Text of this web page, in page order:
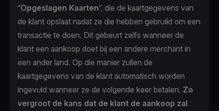
“Opgeslagen Kaarten”, die de kaartgegevens van
de klant opslaat nadat ze die hebben gebruikt om een
transactie te doen. Dit gebeurt zelfs wanneer de
klant een aankoop doet bij een andere merchant in
een ander land. Op die manier zullen de
kaartgegevens van de klant automatisch worden
ingevuld wanneer ze de volgende keer betalen. Zo
vergroot de kans dat de klant de aankoop zal